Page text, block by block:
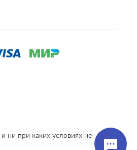
ни при каких условиях не